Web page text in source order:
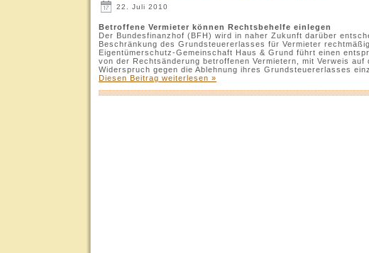
22. Juli 2010
Betroffene Vermieter können Rechtsbehelfe einlegen
Der Bundesfinanzhof (BFH) wird in naher Zukunft darüber
Beschränkung des Grundsteuererlasses für Vermieter
Eigentümerschutz-Gemeinschaft Haus & Grund führt einen
von der Rechtsänderung betroffenen Vermietern, mit Verweis
Widerspruch gegen die Ablehnung ihres Grundsteuererlasses
Diesen Beitrag weiterlesen »